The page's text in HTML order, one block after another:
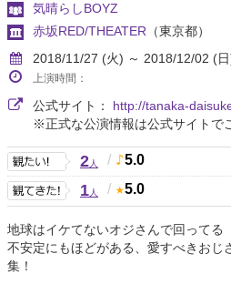
気晴らしBOYZ
赤坂RED/THEATER （東京都）
2018/11/27 (火) ～ 2018/12/02 (
上演時間：
公式サイト： http://tanaka-
※正式な公演情報は公式サイトで
2人 / 5.0
1人 / 5.0
地球はイケてないオジさんで回ってる
不安定にもほどがある、愛すべきおじ
集！